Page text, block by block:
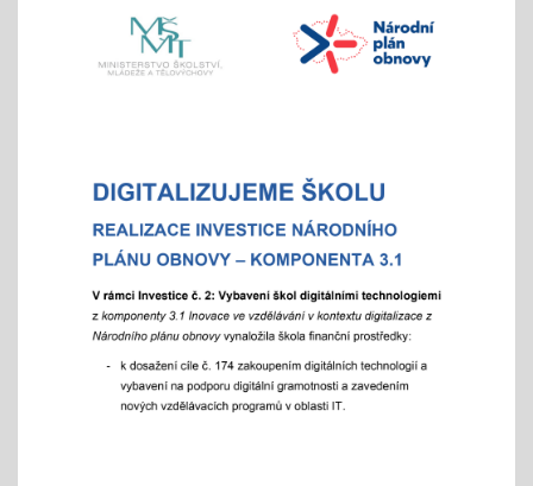
aneb "Kam na střední?"
pedagogy a školním parlamentem
- od 16 hod.
Adaptační týden - tradiční
01.09.2025
- celoškoní akce 1.- 5. 9./ aktivity pro zlepšení
komunikace a sociálního klima